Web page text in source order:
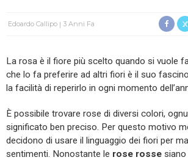
Edoardo Callipo 3 Anni Fa
La rosa è il fiore più scelto quando si vuole
che lo fa preferire ad altri fiori è il suo
la facilità di reperirlo in ogni momento
È possibile trovare rose di diversi colori,
significato ben preciso. Per questo motivo
decidono di usare il linguaggio dei fiori per
sentimenti. Nonostante le rose rosse